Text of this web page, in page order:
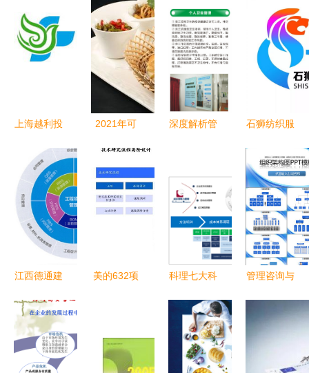
募基金产品
运营实习生
岗位深度解
汇中财富固
收投资的价
值回归
路可投的投
顾业务 企
业管理咨询
视角下的突
围与变革
解析 总投
资18.91万
元及加盟流
程详解
上海越利投
企业（有限
合伙） 专
注企业管理
咨询的专业
力量
2021年可
民间菜加盟
费用解析
小额投资实
深度解析管
轮驱动的商
业价值
石狮纺织服
提升行动全
面启动 投
资新机遇待
挖掘
江西德通建
PMC，信
息化步入快
车道——项
美的632项
优化到IT系
统的全流程
科理七大科
企业实现降
本增效 投
资咨询视角
管理咨询与
双向赋能的
价值创造逻